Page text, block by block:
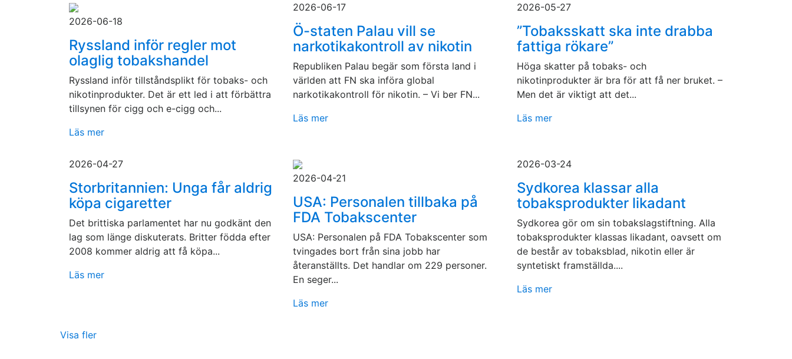
2026-06-18
Ryssland inför regler mot
olaglig tobakshandel
Ryssland inför tillståndsplikt för tobaks- och
nikotinprodukter. Det är ett led i att förbättra
tillsynen för cigg och e-cigg och...
Läs mer
2026-06-17
Ö-staten Palau vill se
narkotikakontroll av nikotin
Republiken Palau begär som första land i
världen att FN ska införa global
narkotikakontroll för nikotin. – Vi ber FN...
Läs mer
2026-05-27
”Tobaksskatt ska inte drabba
fattiga rökare”
Höga skatter på tobaks- och
nikotinprodukter är bra för att få ner bruket. –
Men det är viktigt att det...
Läs mer
2026-04-27
Storbritannien: Unga får aldrig
köpa cigaretter
Det brittiska parlamentet har nu godkänt den
lag som länge diskuterats. Britter födda efter
2008 kommer aldrig att få köpa...
Läs mer
2026-04-21
USA: Personalen tillbaka på
FDA Tobakscenter
USA: Personalen på FDA Tobakscenter som
tvingades bort från sina jobb har
återanställts. Det handlar om 229 personer.
En seger...
Läs mer
2026-03-24
Sydkorea klassar alla
tobaksprodukter likadant
Sydkorea gör om sin tobakslagstiftning. Alla
tobaksprodukter klassas likadant, oavsett om
de består av tobaksblad, nikotin eller är
syntetiskt framställda....
Läs mer
Visa fler